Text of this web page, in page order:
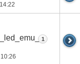
14:22
10:26
1